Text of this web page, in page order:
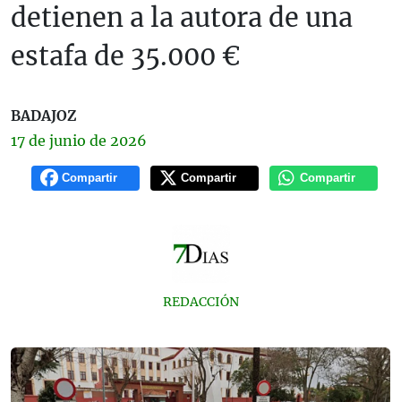
detienen a la autora de una
estafa de 35.000 €
BADAJOZ
17 de junio de 2026
Compartir Compartir Compartir
REDACCIÓN